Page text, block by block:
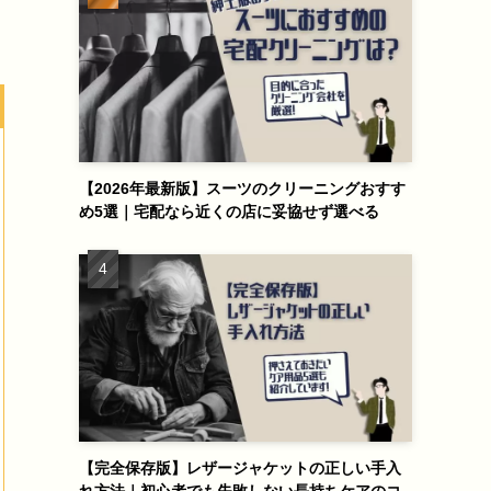
【2026年最新版】スーツのクリーニングおすす
め5選｜宅配なら近くの店に妥協せず選べる
【完全保存版】レザージャケットの正しい手入